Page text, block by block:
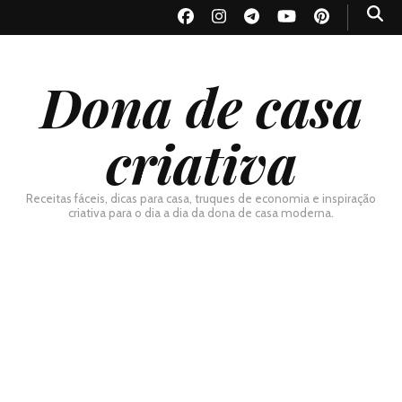
Dona de casa
criativa
Receitas fáceis, dicas para casa, truques de economia e inspiração
criativa para o dia a dia da dona de casa moderna.